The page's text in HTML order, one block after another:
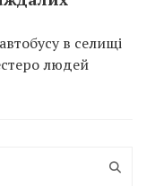
в селищі
людей